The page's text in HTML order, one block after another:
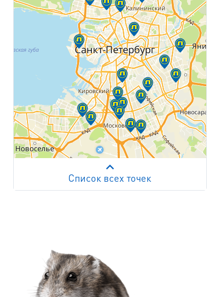
пр. Ветеранов, д.9
м. Ул. Дыбенко
пр. Большевиков, д.25
Работает на API 2ГИС
Лицензионное соглашение
Список всех точек